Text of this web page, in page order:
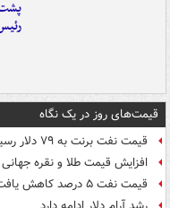
قیمت‌های روز در یک نگاه
قیمت نفت برنت به ۷۹ دلار رسید
افزایش قیمت طلا و نقره جهانی
قیمت نفت ۵ درصد کاهش یافت